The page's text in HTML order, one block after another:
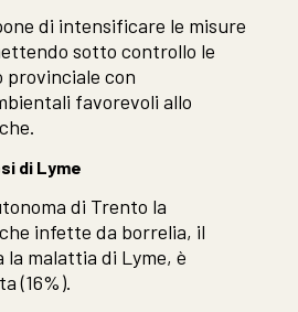
di intensificare le misure
sotto controllo le
con
favorevoli allo
di Lyme
di Trento la
infette da borrelia, il
malattia di Lyme, è
(16%).